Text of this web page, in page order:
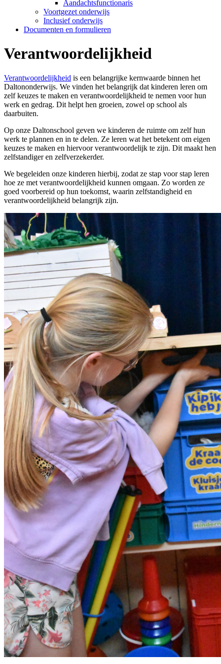
Aandachtsfunctionaris
Voortgezet onderwijs
Inclusief onderwijs
Documenten en formulieren
Verantwoordelijkheid
Verantwoordelijkheid is een belangrijke kernwaarde binnen het
Daltononderwijs. We vinden het belangrijk dat kinderen leren om
zelf keuzes te maken en verantwoordelijkheid te nemen voor hun
werk en gedrag. Dit helpt hen groeien, zowel op school als
daarbuiten.
Op onze Daltonschool geven we kinderen de ruimte om zelf hun
werk te plannen en in te delen. Ze leren wat het betekent om eigen
keuzes te maken en hiervoor verantwoordelijk te zijn. Dit maakt hen
zelfstandiger en zelfverzekerder.
We begeleiden onze kinderen hierbij, zodat ze stap voor stap leren
hoe ze met verantwoordelijkheid kunnen omgaan. Zo worden ze
goed voorbereid op hun toekomst, waarin zelfstandigheid en
verantwoordelijkheid belangrijk zijn.